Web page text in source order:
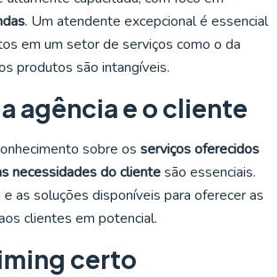
. Um atendente excepcional é essencial
em um setor de serviços como o da
produtos são intangíveis.
agência e o cliente
sobre os serviços oferecidos
necessidades do clientesão essenciais.
as soluções disponíveis para oferecer as
clientes em potencial.
certo